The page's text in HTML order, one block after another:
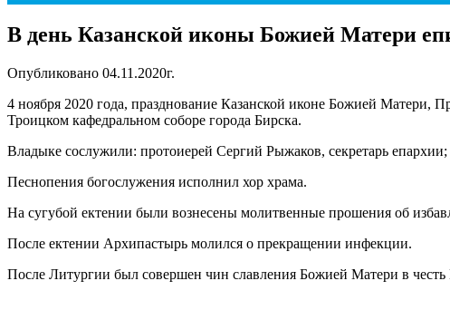
В день Казанской иконы Божией Матери
Опубликовано 04.11.2020г.
4 ноября 2020 года, празднование Казанской иконе Божией
Троицком кафедральном соборе города Бирска.
Владыке сослужили: протоиерей Сергий Рыжаков, секретарь
Песнопения богослужения исполнил хор храма.
На сугубой ектении были вознесены молитвенные прошения об
После ектении Архипастырь молился о прекращении инфекции.
После Литургии был совершен чин славления Божией Матери в честь